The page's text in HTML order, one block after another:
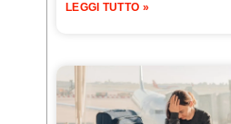
LEGGI TUTTO »